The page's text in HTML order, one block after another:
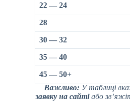
22 — 24
28
30 — 32
35 — 40
45 — 50+
Важливо: У таблиці
заявку на сайтіабо